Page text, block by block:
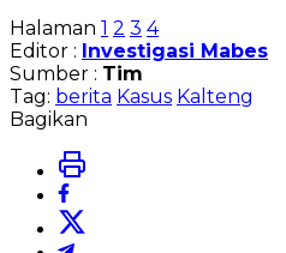
Halaman 1 2 3 4
Editor : Investigasi Mabes
Sumber : Tim
Tag: berita Kasus Kalteng
Bagikan